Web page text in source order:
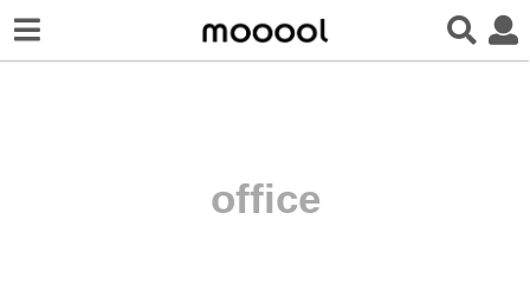
office